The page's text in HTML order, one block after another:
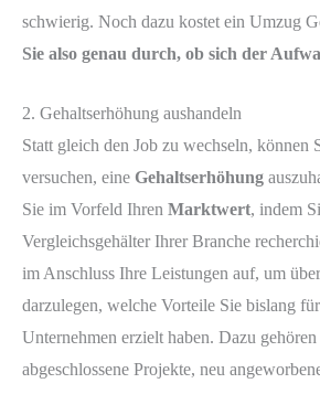
schwierig. Noch dazu kostet ein Umzug
Sie also genau durch, ob sich der
2. Gehaltserhöhung aushandeln
Statt gleich den Job zu wechseln, können
versuchen, eine Gehaltserhöhung
Sie im Vorfeld Ihren Marktwert, indem
Vergleichsgehälter Ihrer Branche
im Anschluss Ihre Leistungen auf, um
darzulegen, welche Vorteile Sie bislang
Unternehmen erzielt haben. Dazu
abgeschlossene Projekte, neu